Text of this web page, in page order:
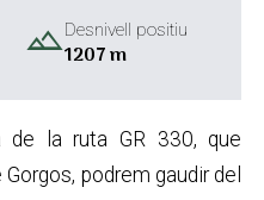
landscapeDesnivell positiu
1207 m
de la ruta GR 330, que
podrem gaudir del